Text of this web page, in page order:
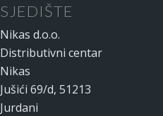
SJEDIŠTE
Nikas d.o.o.
Distributivni centar
Nikas
Jušići 69/d, 51213
Jurdani